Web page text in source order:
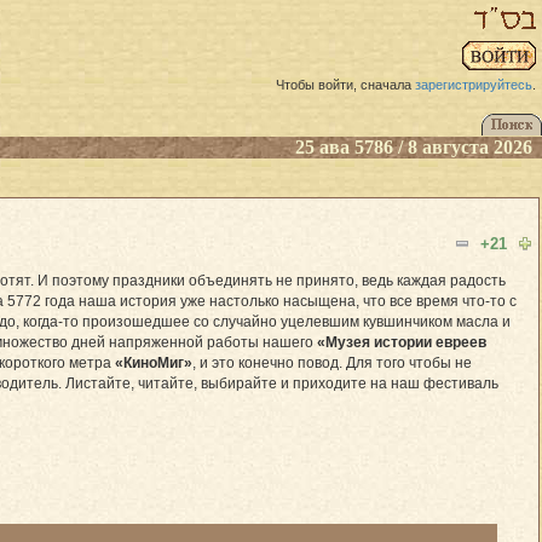
Чтобы войти, сначала зарегистрируйтесь.
25 ава 5786 / 8 августа 2026
+21
И поэтому праздники объединять не принято, ведь каждая радость
года наша история уже настолько насыщена, что все время что-то с
когда-то произошедшее со случайно уцелевшим кувшинчиком масла и
дней напряженной работы нашего «Музея истории евреев
метра «КиноМиг» , и это конечно повод. Для того чтобы не
Листайте, читайте, выбирайте и приходите на наш фестиваль